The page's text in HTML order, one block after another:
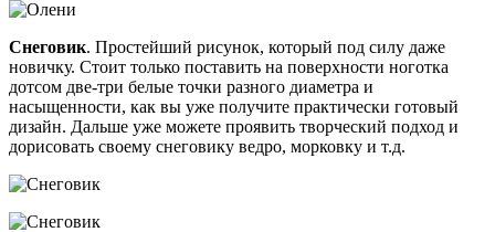
Снеговик. Простейший рисунок, который под силу даже
новичку. Стоит только поставить на поверхности ноготка
дотсом две-три белые точки разного диаметра и
насыщенности, как вы уже получите практически готовый
дизайн. Дальше уже можете проявить творческий подход и
дорисовать своему снеговику ведро, морковку и т.д.